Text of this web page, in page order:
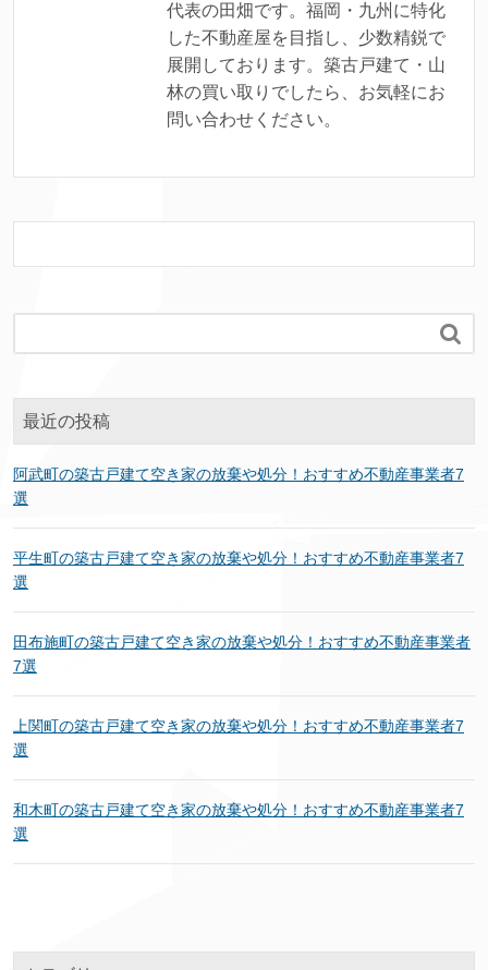
代表の田畑です。福岡・九州に特化
した不動産屋を目指し、少数精鋭で
展開しております。築古戸建て・山
林の買い取りでしたら、お気軽にお
問い合わせください。

最近の投稿
阿武町の築古戸建て空き家の放棄や処分！おすすめ不動産事業者7
選
平生町の築古戸建て空き家の放棄や処分！おすすめ不動産事業者7
選
田布施町の築古戸建て空き家の放棄や処分！おすすめ不動産事業者
7選
上関町の築古戸建て空き家の放棄や処分！おすすめ不動産事業者7
選
和木町の築古戸建て空き家の放棄や処分！おすすめ不動産事業者7
選